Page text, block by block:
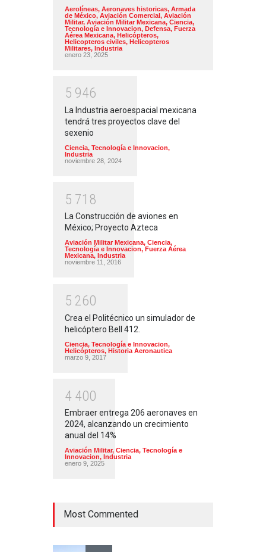
Aerolíneas, Aeronaves historicas, Armada
de México, Aviación Comercial, Aviación
Militar, Aviación Militar Mexicana, Ciencia,
Tecnología e Innovacion, Defensa, Fuerza
Aérea Mexicana, Helicópteros,
Helicopteros civiles, Helicopteros
Militares, Industria
enero 23, 2025
5 946
La Industria aeroespacial mexicana
tendrá tres proyectos clave del
sexenio
Ciencia, Tecnología e Innovacion,
Industria
noviembre 28, 2024
5 71 8
La Construcción de aviones en
México; Proyecto Azteca
Aviación Militar Mexicana, Ciencia,
Tecnología e Innovacion, Fuerza Aérea
Mexicana, Industria
noviembre 11, 2016
5 260
Crea el Politécnico un simulador de
helicóptero Bell 412.
Ciencia, Tecnología e Innovacion,
Helicópteros, Historia Aeronautica
marzo 9, 2017
4 400
Embraer entrega 206 aeronaves en
2024, alcanzando un crecimiento
anual del 14%
Aviación Militar, Ciencia, Tecnología e
Innovacion, Industria
enero 9, 2025
Most Commented